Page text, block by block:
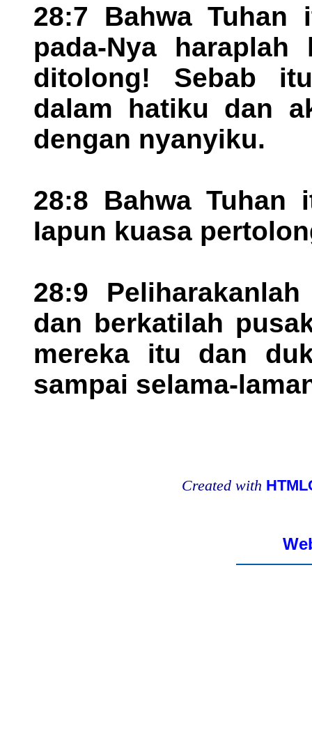
28:7 Bahwa Tuhan
pada-Nya
ditolong! Sebab
dalam hatiku dan
dengan nyanyiku.
28:8 Bahwa Tuhan
Iapun kuasa
28:9
dan berkatilah
mereka itu dan
sampai selama-
Created with